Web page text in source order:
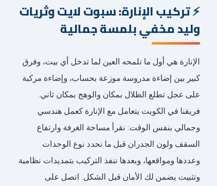
تركيب الإنارة: سبوت لايت وثريات
وليد مخفي بلمسة جمالية
الإنارة هي أول ما تلمحه العين لما تدخل أي بيت، وفرق
كبير بين إضاءة مدروسة موزعة بحساب، وإضاءة مركبة
على عجل تطلع الظلال بمكان والوهج بمكان ثاني.
فريقنا في الكويت يتعامل مع الإنارة كعمل هندسي
وجمالي بنفس الوقت: نقرأ مساحة الغرفة وارتفاع
السقف ولون الجدران قبل ما نحدد نوع الوحدات
وعددها ومواقعها، وبعدها ننفذ التركيب بتمديدات نظامية
وتثبيت يضمن لك الأمان قبل الشكل. اتصل على